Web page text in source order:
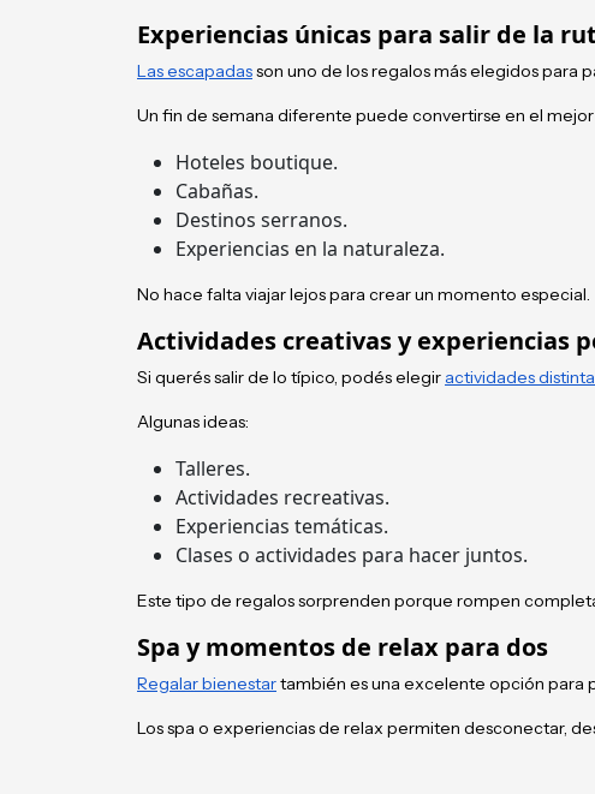
Experiencias únicas para salir de la
Las escapadasson uno de los regalos más elegidos para
Un fin de semana diferente puede convertirse en el
Hoteles boutique.
Cabañas.
Destinos serranos.
Experiencias en la naturaleza.
No hace falta viajar lejos para crear un momento especial.
Actividades creativas y experiencias
Si querés salir de lo típico, podés elegir actividades
Algunas ideas:
Talleres.
Actividades recreativas.
Experiencias temáticas.
Clases o actividades para hacer juntos.
Este tipo de regalos sorprenden porque rompen
Spa y momentos de relax para dos
Regalar bienestartambién es una excelente opción para
Los spa o experiencias de relax permiten desconectar,